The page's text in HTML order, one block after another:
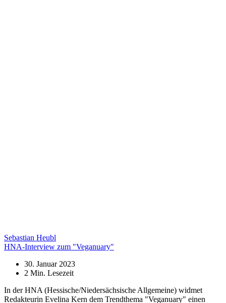
Sebastian Heubl
HNA-Interview zum "Veganuary"
30. Januar 2023
2 Min. Lesezeit
In der HNA (Hessische/Niedersächsische Allgemeine) widmet
Redakteurin Evelina Kern dem Trendthema "Veganuary" einen